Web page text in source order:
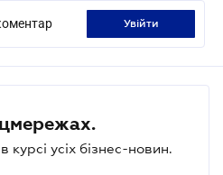
увійти
курсі усіх бізнес-новин.